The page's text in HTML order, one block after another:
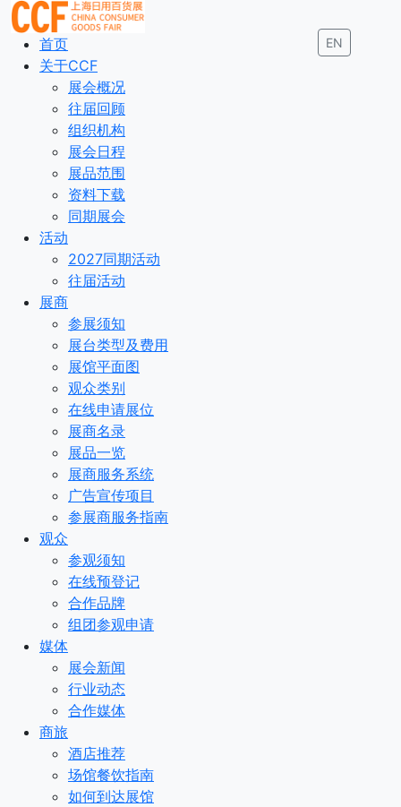
EN
首页
关于CCF
展会概况
往届回顾
组织机构
展会日程
展品范围
资料下载
同期展会
活动
2027同期活动
往届活动
展商
参展须知
展台类型及费用
展馆平面图
观众类别
在线申请展位
展商名录
展品一览
展商服务系统
广告宣传项目
参展商服务指南
观众
参观须知
在线预登记
合作品牌
组团参观申请
媒体
展会新闻
行业动态
合作媒体
商旅
酒店推荐
场馆餐饮指南
如何到达展馆